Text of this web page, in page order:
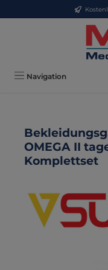
Zum Hauptinhalt springen
Navigation
OMEGA II
Komplettset